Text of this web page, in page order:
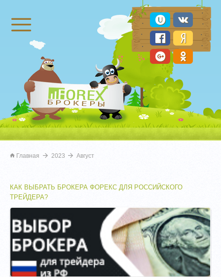
Брокеры Форекс
Главная 2023 Август
КАК ВЫБРАТЬ БРОКЕРА ФОРЕКС ДЛЯ РОССИЙСКОГО
ТРЕЙДЕРА?